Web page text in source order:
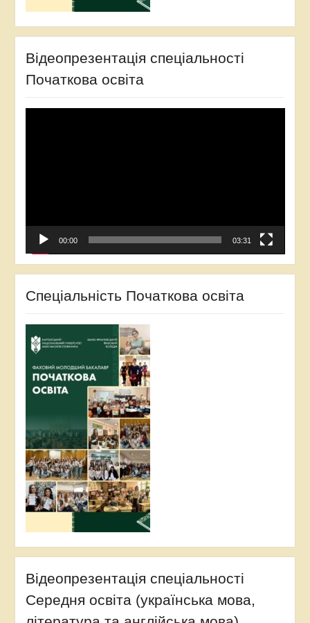
Відеопрезентація спеціальності
Початкова освіта
00:00 03:31
Спеціальність Початкова освіта
Відеопрезентація спеціальності
Середня освіта (українська мова,